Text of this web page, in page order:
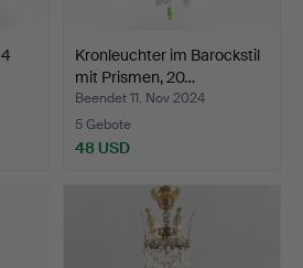
Kronleuchter im Barockstil
mit Prismen, 20…
Beendet 11. Nov 2024
5 Gebote
48 USD